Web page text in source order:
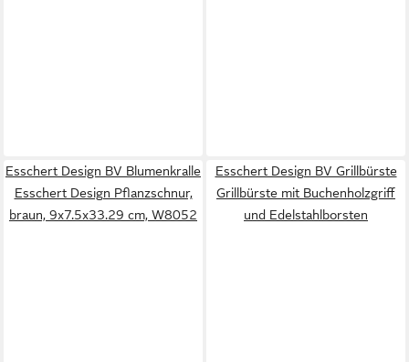
Esschert Design BV Blumenkralle
Esschert Design Pflanzschnur,
braun, 9x7.5x33.29 cm, W8052
Esschert Design BV Grillbürste
Grillbürste mit Buchenholzgriff
und Edelstahlborsten